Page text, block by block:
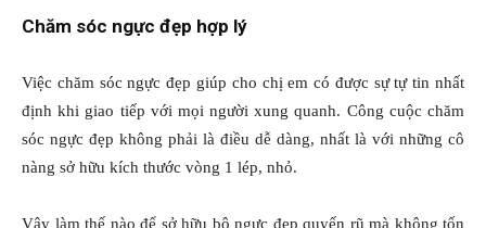
Chăm sóc ngực đẹp hợp lý
Việc chăm sóc ngực đẹp giúp cho chị em có được sự tự tin nhất
định khi giao tiếp với mọi người xung quanh. Công cuộc chăm
sóc ngực đẹp không phải là điều dễ dàng, nhất là với những cô
nàng sở hữu kích thước vòng 1 lép, nhỏ.
Vậy làm thế nào để sở hữu bộ ngực đẹp quyến rũ mà không tốn